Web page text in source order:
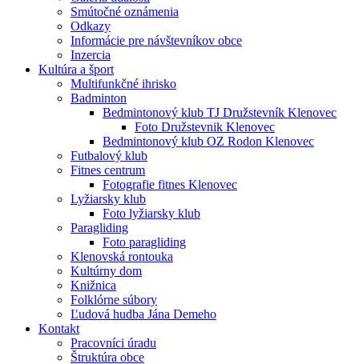
Smútočné oznámenia
Odkazy
Informácie pre návštevníkov obce
Inzercia
Kultúra a šport
Multifunkčné ihrisko
Badminton
Bedmintonový klub TJ Družstevník Klenovec
Foto Družstevnik Klenovec
Bedmintonový klub OZ Rodon Klenovec
Futbalový klub
Fitnes centrum
Fotografie fitnes Klenovec
Lyžiarsky klub
Foto lyžiarsky klub
Paragliding
Foto paragliding
Klenovská rontouka
Kultúrny dom
Knižnica
Folklórne súbory
Ľudová hudba Jána Demeho
Kontakt
Pracovníci úradu
Štruktúra obce